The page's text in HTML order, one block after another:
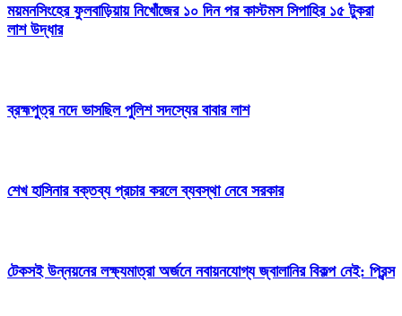
ময়মনসিংহের ফুলবাড়িয়ায় নিখোঁজের ১০ দিন পর কাস্টমস সিপাহির ১৫ টুকরা
লাশ উদ্ধার
ব্রহ্মপুত্র নদে ভাসছিল পুলিশ সদস্যের বাবার লাশ
শেখ হাসিনার বক্তব্য প্রচার করলে ব্যবস্থা নেবে সরকার
টেকসই উন্নয়নের লক্ষ্যমাত্রা অর্জনে নবায়নযোগ্য জ্বালানির বিকল্প নেই: প্রিন্স